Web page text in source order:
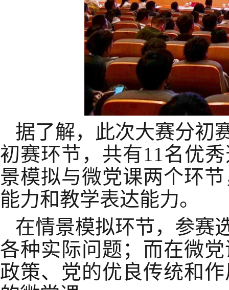
据了解，此次大赛分初
初赛环节，共有11名优
景模拟与微党课两个环
能力和教学表达能力。
在情景模拟环节，参赛
各种实际问题；而在微
政策、党的优良传统和